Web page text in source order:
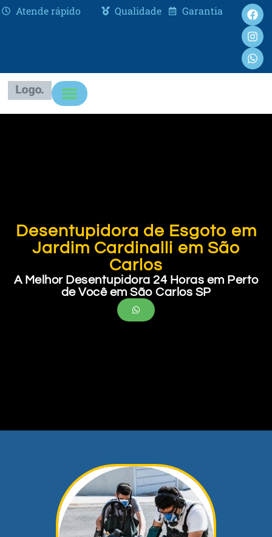
Atende rápido Qualidade Garantia
Desentupidora de Esgoto em
Jardim Cardinalli em São
Carlos
A Melhor Desentupidora 24 Horas em Perto
de Você em São Carlos SP